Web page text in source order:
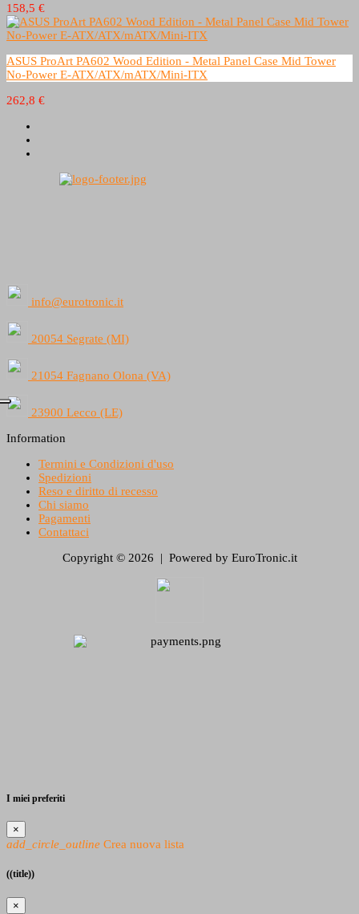
158,5 €
ASUS ProArt PA602 Wood Edition - Metal Panel Case Mid Tower
No-Power E-ATX/ATX/mATX/Mini-ITX
262,8 €
info@eurotronic.it
20054 Segrate (MI)
21054 Fagnano Olona (VA)
23900 Lecco (LE)
Information
Termini e Condizioni d'uso
Spedizioni
Reso e diritto di recesso
Chi siamo
Pagamenti
Contattaci
Copyright © 2026 | Powered by EuroTronic.it
I miei preferiti
×
add_circle_outline Crea nuova lista
((title))
×